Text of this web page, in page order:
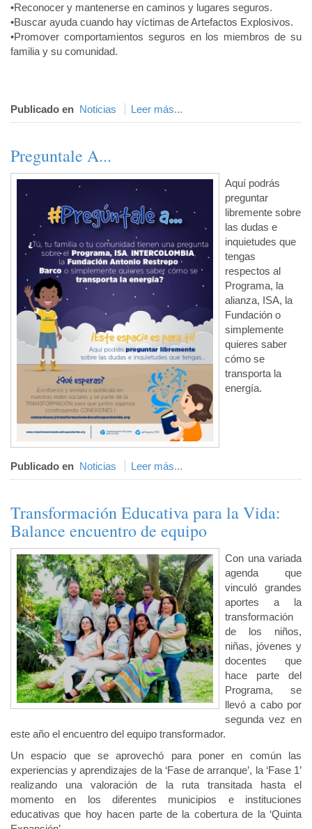
•Reconocer y mantenerse en caminos y lugares seguros.
•Buscar ayuda cuando hay víctimas de Artefactos Explosivos.
•Promover comportamientos seguros en los miembros de su
familia y su comunidad.
Publicado en Noticias Leer más...
Preguntale A...
Aquí podrás
preguntar
libremente sobre
las dudas e
inquietudes que
tengas
respectos al
Programa, la
alianza, ISA, la
Fundación o
simplemente
quieres saber
cómo se
transporta la
energía.
Publicado en Noticias Leer más...
Transformación Educativa para la Vida:
Balance encuentro de equipo
Con una variada
agenda que
vinculó grandes
aportes a la
transformación
de los niños,
niñas, jóvenes y
docentes que
hace parte del
Programa, se
llevó a cabo por
segunda vez en
este año el encuentro del equipo transformador.
Un espacio que se aprovechó para poner en común las
experiencias y aprendizajes de la ‘Fase de arranque’, la ‘Fase 1’
realizando una valoración de la ruta transitada hasta el
momento en los diferentes municipios e instituciones
educativas que hoy hacen parte de la cobertura de la ‘Quinta